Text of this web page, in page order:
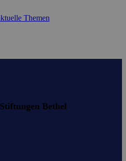
Themen
Bethel